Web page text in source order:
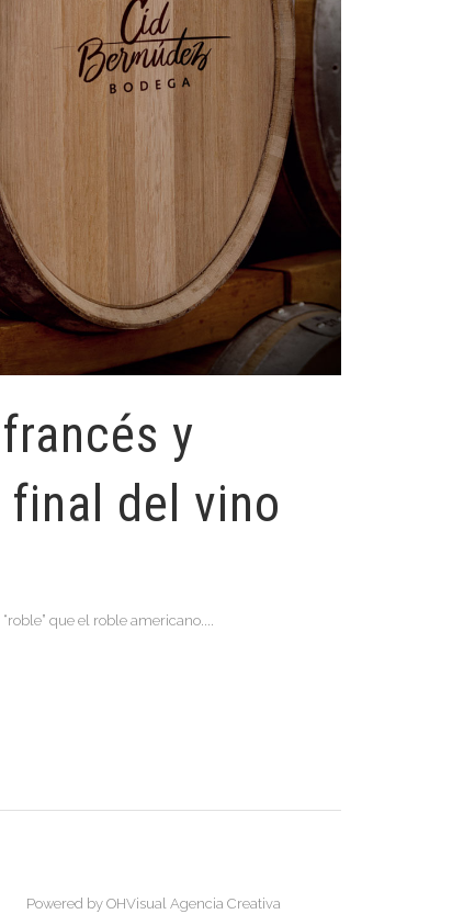
y
del vino
que el roble americano....
Powered byOHVisual Agencia Creativa